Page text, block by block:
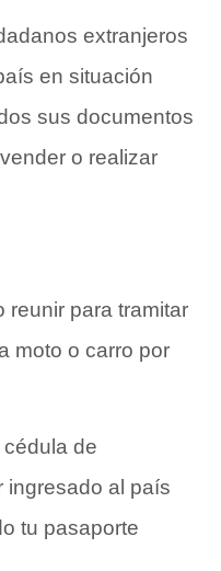
extranjeros
en situación
sus documentos
o realizar
reunir para tramitar
moto o carro por
de
ingresado al país
tu pasaporte